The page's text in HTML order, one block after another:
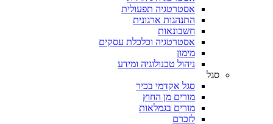
אסטרטגיה תפעולית
התנהגות ארגונית
חשבונאות
אסטרטגיה וכלכלת עסקים
מימון
ניהול טכנולוגיה ומידע
סגל
סגל אקדמי בכיר
מורים מן החוץ
מורים בגמלאות
לזכרם